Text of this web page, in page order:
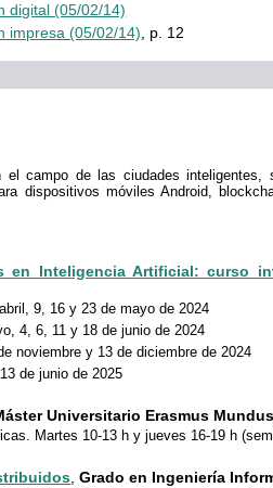
digital (05/02/14)
impresa (05/02/14) , p. 12
el campo de las ciudades inteligentes,
dispositivos móviles Android,
en Inteligencia Artificial: curso
9, 16 y 23 de mayo de 2024
4, 6, 11 y 18 de junio de 2024
noviembre y 13 de diciembre de 2024
de junio de 2025
Universitario Erasmus
Martes 10-13 h y jueves 16-19 h
,Grado en Ingeniería